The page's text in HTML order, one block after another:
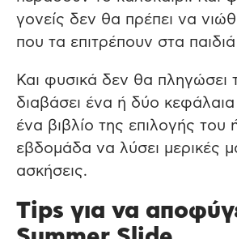
γονείς δεν θα πρέπει να
που τα επιτρέπουν στα
Και φυσικά δεν θα πληγώσει
διαβάσει ένα ή δύο
ένα βιβλίο της επιλογής του
εβδομάδα να λύσει μερικές
ασκήσεις.
Tips για να